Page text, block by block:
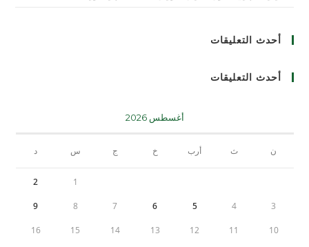
أحدث التعليقات
أحدث التعليقات
أغسطس 2026
ن ث أرب خ ج س د
1
2
3
4
5
6
7
8
9
10
11
12
13
14
15
16